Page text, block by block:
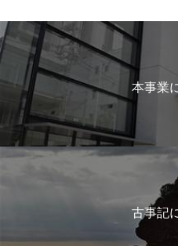
本事業
古事記